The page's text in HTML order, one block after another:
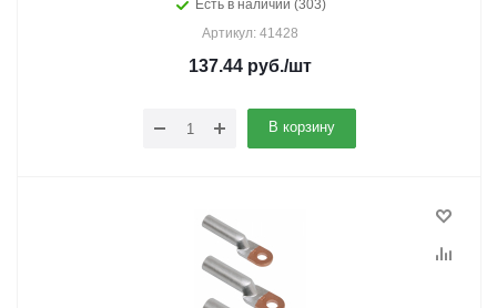
Есть в наличии (303)
Артикул: 41428
137.44руб./шт
В корзину